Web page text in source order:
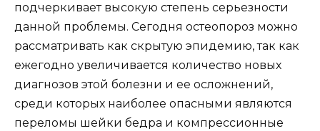
подчеркивает высокую степень серьезности
данной проблемы. Сегодня остеопороз можно
рассматривать как скрытую эпидемию, так как
ежегодно увеличивается количество новых
диагнозов этой болезни и ее осложнений,
среди которых наиболее опасными являются
переломы шейки бедра и компрессионные